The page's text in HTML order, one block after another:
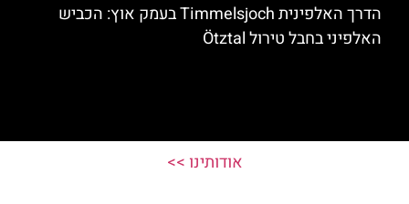
הדרך האלפינית Timmelsjoch בעמק אוץ: הכביש
האלפיני בחבל טירול Ötztal
אודותינו >>